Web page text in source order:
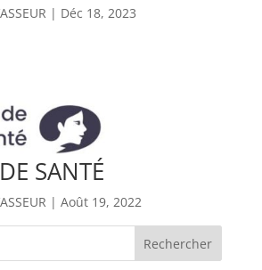
| Déc 18, 2023
SANTÉ
| Août 19, 2022
Rechercher